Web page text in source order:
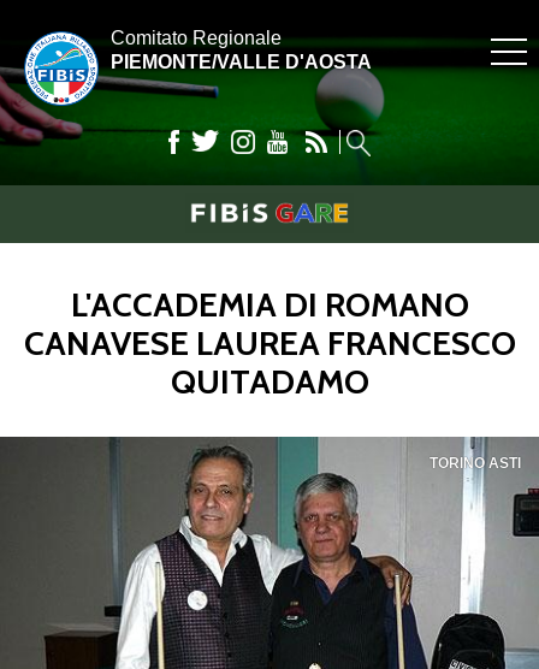
Comitato Regionale
PIEMONTE/VALLE D'AOSTA
L'ACCADEMIA DI ROMANO
CANAVESE LAUREA FRANCESCO
QUITADAMO
TORINO ASTI